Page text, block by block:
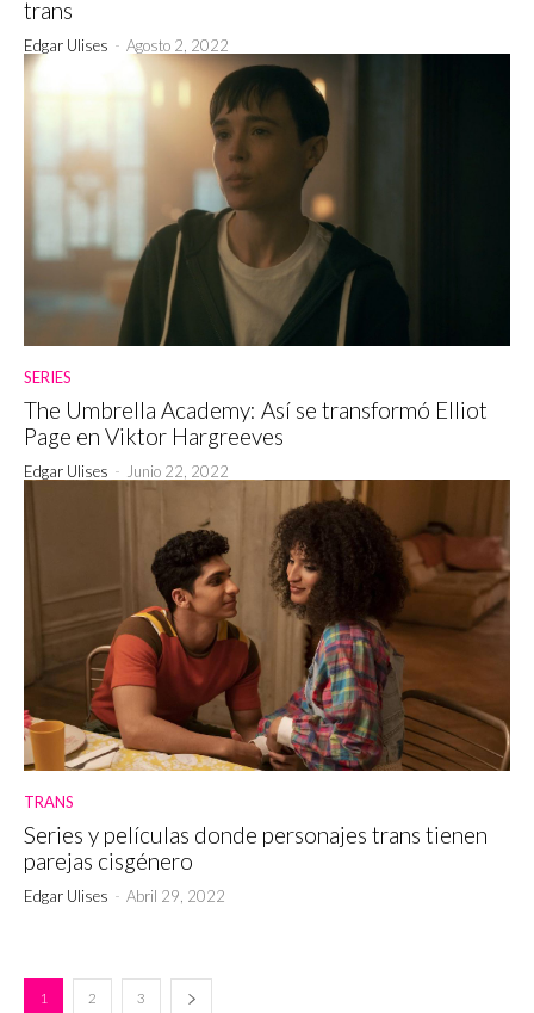
trans
Edgar Ulises - Agosto 2, 2022
SERIES
The Umbrella Academy: Así se transformó Elliot
Page en Viktor Hargreeves
Edgar Ulises - Junio 22, 2022
TRANS
Series y películas donde personajes trans tienen
parejas cisgénero
Edgar Ulises - Abril 29, 2022
1 2 3